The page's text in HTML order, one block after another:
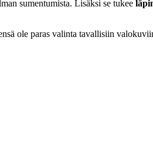
sumentumista. Lisäksi se tukee
ole paras valinta tavallisiin